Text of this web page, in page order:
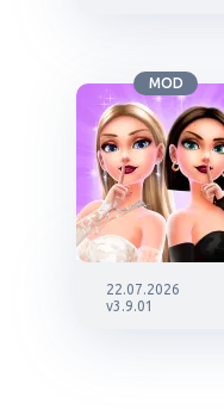
MOD
22.07.2026
v3.9.01